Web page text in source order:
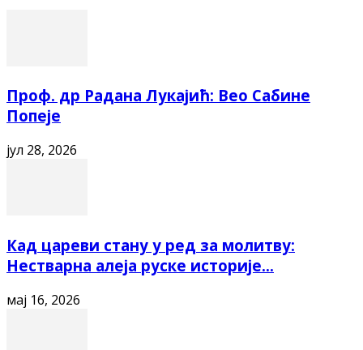
Проф. др Радана Лукајић: Вео Сабине
Попеје
јул 28, 2026
Кад цареви стану у ред за молитву:
Нестварна алеја руске историје...
мај 16, 2026